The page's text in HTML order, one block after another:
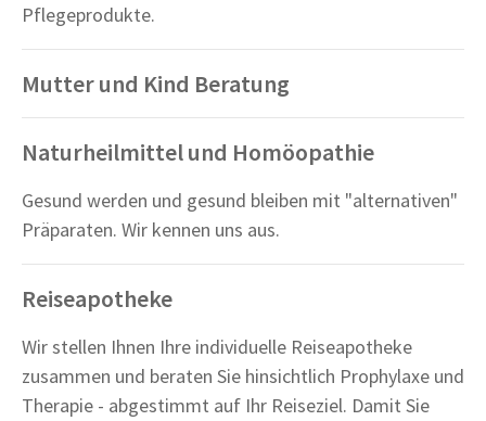
Pflegeprodukte.
Mutter und Kind Beratung
Naturheilmittel und Homöopathie
Gesund werden und gesund bleiben mit "alternativen"
Präparaten. Wir kennen uns aus.
Reiseapotheke
Wir stellen Ihnen Ihre individuelle Reiseapotheke
zusammen und beraten Sie hinsichtlich Prophylaxe und
Therapie - abgestimmt auf Ihr Reiseziel. Damit Sie